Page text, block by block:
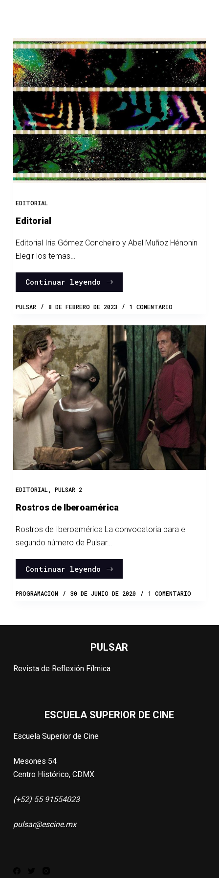
EDITORIAL
Editorial
Editorial Iria Gómez Concheiro y Abel Muñoz Hénonin
Elegir los temas…
Continuar leyendo
PULSAR 8 DE FEBRERO DE 2023 1 COMENTARIO
EDITORIAL, PULSAR 2
Rostros de Iberoamérica
Rostros de Iberoamérica La convocatoria para el
segundo número de Pulsar…
Continuar leyendo
PROGRAMACION 30 DE JUNIO DE 2020 1 COMENTARIO
PULSAR
Revista de Reflexión Fílmica
ESCUELA SUPERIOR DE CINE
Escuela Superior de Cine
Mesones 54
Centro Histórico, CDMX
(+52) 55 91554023
pulsar@escine.mx